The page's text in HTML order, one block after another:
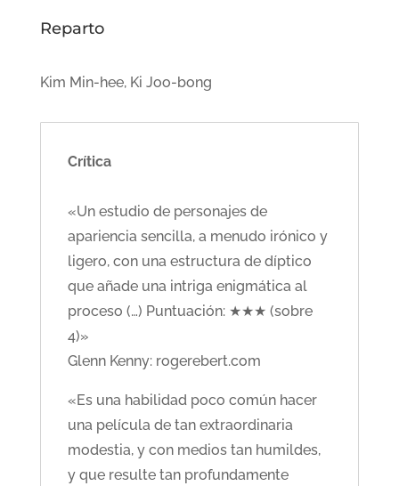
Reparto
Kim Min-hee, Ki Joo-bong
Crítica
«Un estudio de personajes de
apariencia sencilla, a menudo irónico y
ligero, con una estructura de díptico
que añade una intriga enigmática al
proceso (…) Puntuación: ★★★ (sobre
4)»
Glenn Kenny: rogerebert.com
«Es una habilidad poco común hacer
una película de tan extraordinaria
modestia, y con medios tan humildes,
y que resulte tan profundamente